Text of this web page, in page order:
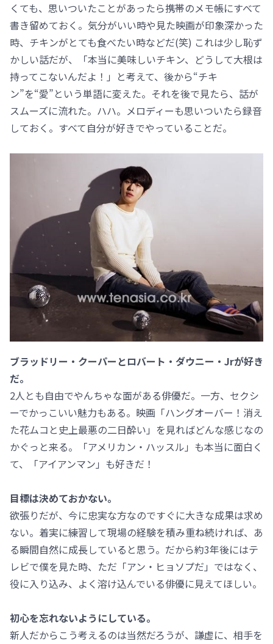
くても、思いついたことがあったら携帯のメモ帳にすべて
書き留めておく。気分がいい時や見た映画が印象深かった
時、チキンがとても食べたい時などだ(笑) これは少し恥ず
かしい話だが、「本当に美味しいチキン、どうして大根は
持ってこないんだよ！」と考えて、後から“チキ
ン”を“愛”という単語に変えた。それを後で見たら、話が
スムーズに流れた。ハハ。メロディーも思いついたら録音
しておく。すべて自分が好きでやっていることだ。
ブラッドリー・クーパーとロバート・ダウニー・Jrが好き
だ。
2人とも自由でやんちゃな面がある俳優だ。一方、セクシ
ーでかっこいい魅力もある。映画「ハングオーバー！消え
た花ムコと史上最悪の二日酔い」を見ればどんな感じなの
かぐっと来る。「アメリカン・ハッスル」も本当に面白く
て、「アイアンマン」も好きだ！
目標は決めておかない。
欲張りだが、今に忠実な方なのですぐに大きな成果は求め
ない。着実に練習して現場の経験を積み重ね続ければ、あ
る瞬間自然に成長していると思う。だから約3年後にはテ
レビで僕を見た時、ただ「アン・ヒョソプだ」ではなく、
役に入り込み、よく溶け込んでいる俳優に見えてほしい。
初心を忘れないようにしている。
新人だからこう考えるのは当然だろうが、謙虚に、相手を